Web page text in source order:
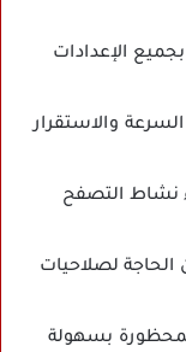
الإعدادات
والاستقرار
نشاط التصفح
الحاجة لصلاحيات
بسهولة